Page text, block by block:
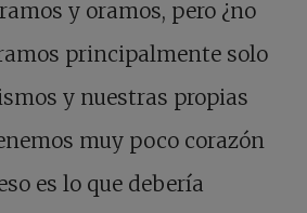
y oramos, pero ¿no
principalmente solo
y nuestras propias
muy poco corazón
es lo que debería